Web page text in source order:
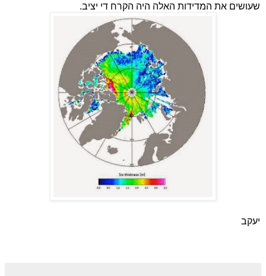
שעושים את המדידות האלה היה הקרח די יציב.
יעקב